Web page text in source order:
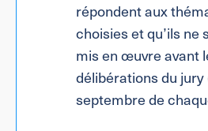
répondent aux
choisies et qu’ils ne
mis en œuvre avant
délibérations du jury
septembre de